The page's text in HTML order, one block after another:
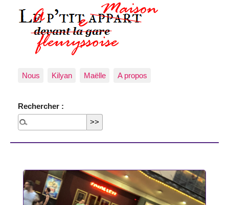
Nous Kilyan Maëlle A propos
Rechercher :